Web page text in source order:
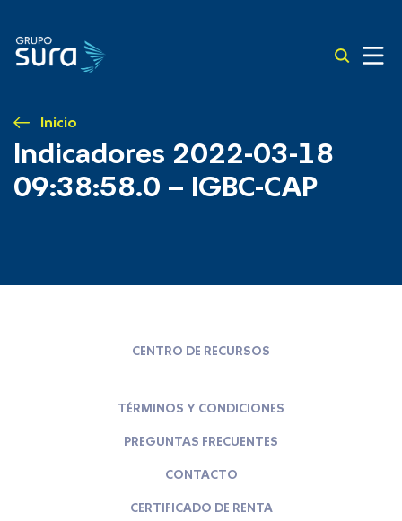
Inicio
Indicadores 2022-03-18
09:38:58.0 – IGBC-CAP
CENTRO DE RECURSOS
TÉRMINOS Y CONDICIONES
PREGUNTAS FRECUENTES
CONTACTO
CERTIFICADO DE RENTA